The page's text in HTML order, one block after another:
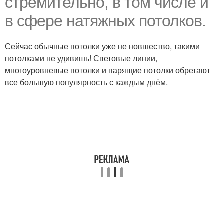
в сфере натяжных потолков.
Сейчас обычные потолки уже не новшество, такими
потолками не удивишь! Световые линии,
многоуровневые потолки и парящие потолки обретают
все большую популярность с каждым днём.